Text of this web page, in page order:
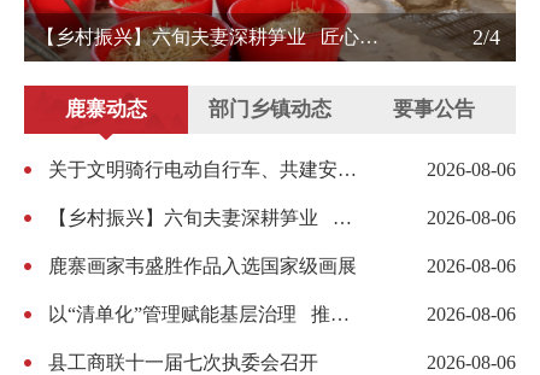
【乡村振兴】六旬夫妻深耕笋业 匠心赋能乡村振兴 2/4
鹿寨动态 部门乡镇动态 要事公告
2026-08-06
关于文明骑行电动自行车、共建安全有序出行环境的倡议书
2026-08-06
【乡村振兴】六旬夫妻深耕笋业 匠心赋能乡村振兴
2026-08-06
鹿寨画家韦盛胜作品入选国家级画展
2026-08-06
以“清单化”管理赋能基层治理 推动乡镇财政管理提质增效
2026-08-06
县工商联十一届七次执委会召开